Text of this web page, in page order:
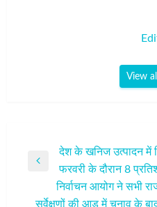
View
नेविगेशन
Previous
देश के खनिज उत्पादन में
फरवरी के दौरान 8
निर्वाचन आयोग ने सभी
सर्वेक्षणों की आड़ में चुनाव के